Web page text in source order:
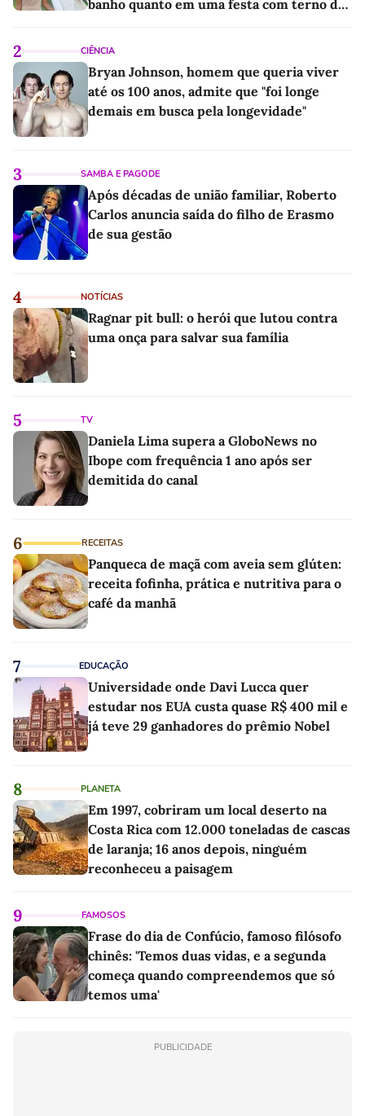
banho quanto em uma festa com terno de
2 CIÊNCIA
Bryan Johnson, homem que queria viver
até os 100 anos, admite que "foi longe
demais em busca pela longevidade"
3 SAMBA E PAGODE
Após décadas de união familiar, Roberto
Carlos anuncia saída do filho de Erasmo
de sua gestão
4 NOTÍCIAS
Ragnar pit bull: o herói que lutou contra
uma onça para salvar sua família
5 TV
Daniela Lima supera a GloboNews no
Ibope com frequência 1 ano após ser
demitida do canal
6 RECEITAS
Panqueca de maçã com aveia sem glúten:
receita fofinha, prática e nutritiva para o
café da manhã
7 EDUCAÇÃO
Universidade onde Davi Lucca quer
estudar nos EUA custa quase R$ 400 mil e
já teve 29 ganhadores do prêmio Nobel
8 PLANETA
Em 1997, cobriram um local deserto na
Costa Rica com 12.000 toneladas de cascas
de laranja; 16 anos depois, ninguém
reconheceu a paisagem
9 FAMOSOS
Frase do dia de Confúcio, famoso filósofo
chinês: 'Temos duas vidas, e a segunda
começa quando compreendemos que só
temos uma'
PUBLICIDADE